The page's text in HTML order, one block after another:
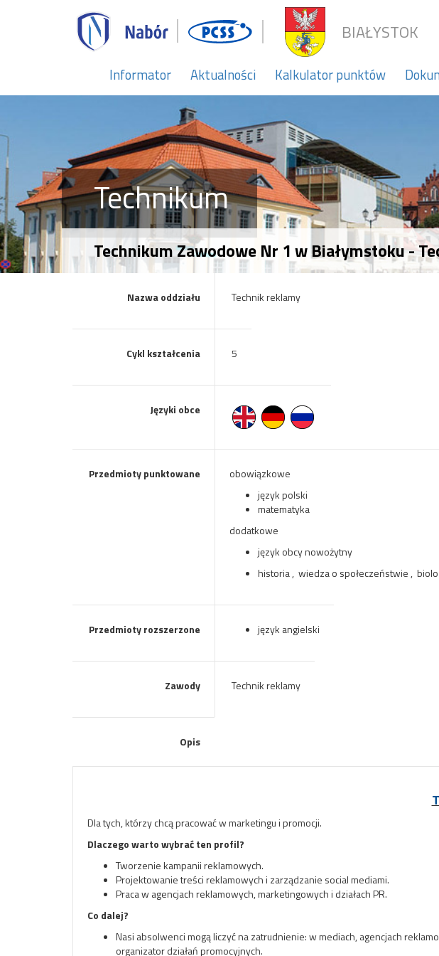
BIAŁYSTOK
Informator Aktualności Kalkulator punktów
Technikum
Technikum Zawodowe Nr 1 w Białymstoku -
Nazwa oddziału Technik reklamy
Cykl kształcenia 5
Języki obce
Przedmioty punktowane
obowiązkowe
język polski
matematyka
dodatkowe
język obcy nowożytny
historia , wiedza o społeczeństwie ,
Przedmioty rozszerzone język angielski
Zawody Technik reklamy
Opis
Dla tych, którzy chcą pracować w marketingu i promocji.
Dlaczego warto wybrać ten profil?
Tworzenie kampanii reklamowych.
Projektowanie treści reklamowych i zarządzanie social mediami.
Praca w agencjach reklamowych, marketingowych i działach PR.
Co dalej?
Nasi absolwenci mogą liczyć na zatrudnienie: w mediach, agencjach
organizator działań promocyjnych.